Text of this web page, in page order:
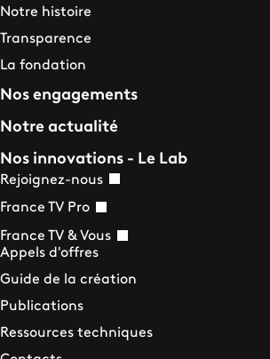
Notre histoire
Transparence
La fondation
Nos engagements
Notre actualité
Nos innovations - Le Lab
Rejoignez-nous
France TV Pro
France TV & Vous
Appels d'offres
Guide de la création
Publications
Ressources techniques